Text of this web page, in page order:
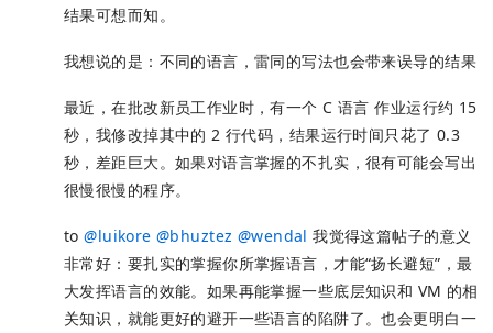
结果可想而知。
我想说的是：不同的语言，雷同的写法也会带来误导的结果
最近，在批改新员工作业时，有一个 C 语言 作业运行约 15
秒，我修改掉其中的 2 行代码，结果运行时间只花了 0.3
秒，差距巨大。如果对语言掌握的不扎实，很有可能会写出
很慢很慢的程序。
to@luikore @bhuztez @wendal 我觉得这篇帖子的意义
非常好：要扎实的掌握你所掌握语言，才能“扬长避短”，最
大发挥语言的效能。如果再能掌握一些底层知识和 VM 的相
关知识，就能更好的避开一些语言的陷阱了。也会更明白一